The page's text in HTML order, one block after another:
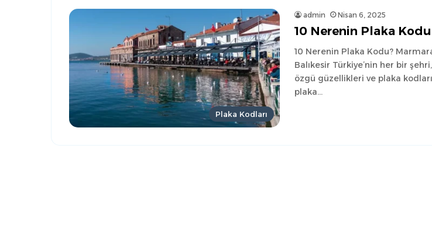
Plaka Kodları
admin Nisan 6, 2025
10 Nerenin Plaka Kodu
10 Nerenin Plaka Kodu?
Balıkesir Türkiye’nin her bir
özgü güzellikleri ve plaka
plaka…